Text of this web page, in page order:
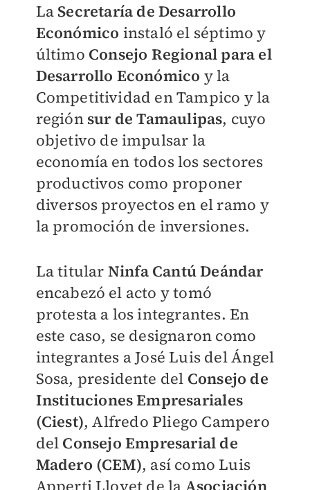
La Secretaría de Desarrollo
Económico instaló el séptimo y
último Consejo Regional para el
Desarrollo Económico y la
Competitividad en Tampico y la
región sur de Tamaulipas, cuyo
objetivo de impulsar la
economía en todos los sectores
productivos como proponer
diversos proyectos en el ramo y
la promoción de inversiones.
La titular Ninfa Cantú Deándar
encabezó el acto y tomó
protesta a los integrantes. En
este caso, se designaron como
integrantes a José Luis del Ángel
Sosa, presidente del Consejo de
Instituciones Empresariales
(Ciest), Alfredo Pliego Campero
del Consejo Empresarial de
Madero (CEM), así como Luis
Apperti Llovet de la Asociación